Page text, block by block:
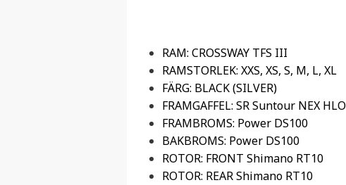
RAM: CROSSWAY TFS III
RAMSTORLEK: XXS, XS, S, M, L, XL
FÄRG: BLACK (SILVER)
FRAMGAFFEL: SR Suntour NEX HLO
FRAMBROMS: Power DS100
BAKBROMS: Power DS100
ROTOR: FRONT Shimano RT10
ROTOR: REAR Shimano RT10